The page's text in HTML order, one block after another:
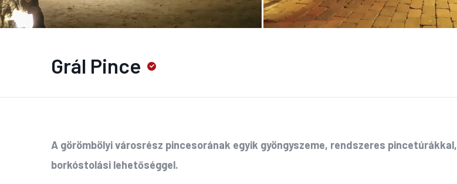
Grál Pince
A görömbölyi városrész pincesorának egyik gyöngyszeme, rendszeres pincetúrákkal,
borkóstolási lehetőséggel.